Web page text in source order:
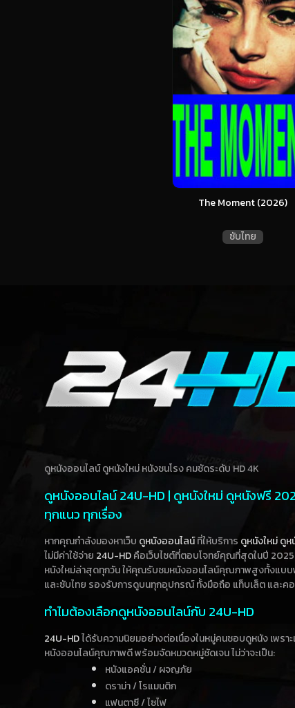
The Moment (2026)
ซับไทย
ดูหนังออนไลน์ ดูหนังใหม่ หนังชนโรง คมชัดระดับ HD 4K
ดูหนังออนไลน์ 24U-HD | ดูหนังใหม่ ดูหนังฟรี
ทุกแนว ทุกเรื่อง
หากคุณกำลังมองหาเว็บ ดูหนังออนไลน์ที่ให้บริการ ดูหนังใหม่ดูห
ไม่มีค่าใช้จ่าย 24U-HDคือเว็บไซต์ที่ตอบโจทย์คุณที่สุดในปี 2025
หนังใหม่ล่าสุดทุกวัน ให้คุณรับชมหนังออนไลน์คุณภาพสูงทั้งแบบ
และซับไทย รองรับการดูบนทุกอุปกรณ์ ทั้งมือถือ แท็บเล็ต และค
ทำไมต้องเลือกดูหนังออนไลน์กับ 24U-HD
24U-HDได้รับความนิยมอย่างต่อเนื่องในหมู่คนชอบดูหนัง เพรา
หนังออนไลน์คุณภาพดี พร้อมจัดหมวดหมู่ชัดเจน ไม่ว่าจะเป็น:
หนังแอคชั่น / ผจญภัย
ดราม่า / โรแมนติก
แฟนตาซี / ไซไฟ